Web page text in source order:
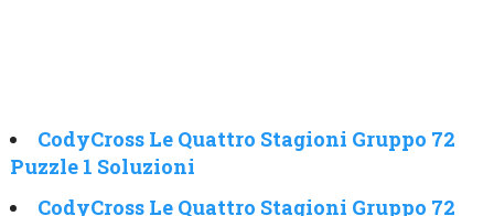
CodyCross Le Quattro Stagioni Gruppo 72
Puzzle 1 Soluzioni
CodyCross Le Quattro Stagioni Gruppo 72